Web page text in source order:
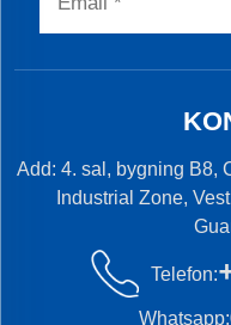
Add: 4. sal, bygning B8,
Industrial Zone,
Telefon:
Whatsapp: